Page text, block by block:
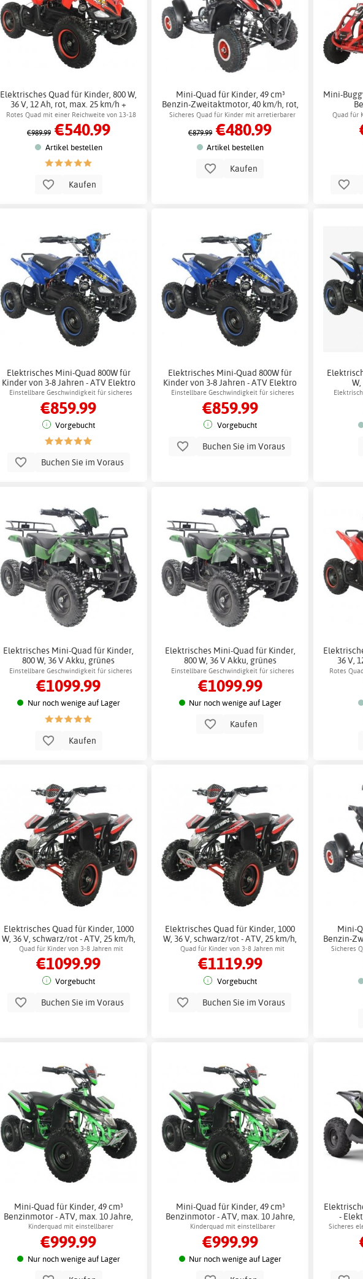
Elektrisches Quad für Kinder, 800 W,
36 V, 12 Ah, rot, max. 25 km/h +
Schlosskette
Rotes Quad mit einer Reichweite von 13-18
km
€989.99 €540.99
Artikel bestellen
Kaufen
Mini-Quad für Kinder, 49 cm³
Benzin-Zweitaktmotor, 40 km/h, rot,
ATV + Schlosskette
Sicheres Quad für Kinder mit arretierbarer
Geschwindigkeit
€879.99 €480.99
Artikel bestellen
Kaufen
Mini-
Quad für
Elektrisches Mini-Quad 800W für
Kinder von 3-8 Jahren - ATV Elektro
36V Akku
Einstellbare Geschwindigkeit für sicheres
Fahren
€859.99
Vorgebucht
Buchen Sie im Voraus
Elektrisches Mini-Quad 800W für
Kinder von 3-8 Jahren - ATV Elektro
36V Akku + Reflektierendes
Geschirr
Einstellbare Geschwindigkeit für sicheres
Fahren
€859.99
Vorgebucht
Buchen Sie im Voraus
Elektrisches Mini-Quad für Kinder,
800 W, 36 V Akku, grünes
Tarnmuster
Einstellbare Geschwindigkeit für sicheres
Fahren
€1099.99
Nur noch wenige auf Lager
Kaufen
Elektrisches Mini-Quad für Kinder,
800 W, 36 V Akku, grünes
Tarnmuster + Reflektierendes
Geschirr
Einstellbare Geschwindigkeit für sicheres
Fahren
€1099.99
Nur noch wenige auf Lager
Kaufen
36 V,
Rotes
Elektrisches Quad für Kinder, 1000
W, 36 V, schwarz/rot - ATV, 25 km/h,
Scheibenbremse
Quad für Kinder von 3-8 Jahren mit
leistungsstarkem Motor
€1099.99
Vorgebucht
Buchen Sie im Voraus
Elektrisches Quad für Kinder, 1000
W, 36 V, schwarz/rot - ATV, 25 km/h,
Scheibenbremse + Schlosskette
Quad für Kinder von 3-8 Jahren mit
leistungsstarkem Motor
€1119.99
Vorgebucht
Buchen Sie im Voraus
Mini-
Benzin-
Sicheres
Mini-Quad für Kinder, 49 cm³
Benzinmotor - ATV, max. 10 Jahre,
40 km/h
Kinderquad mit einstellbarer
Höchstgeschwindigkeit
€999.99
Nur noch wenige auf Lager
Mini-Quad für Kinder, 49 cm³
Benzinmotor - ATV, max. 10 Jahre,
40 km/h + Reflektierendes Geschirr
Kinderquad mit einstellbarer
Höchstgeschwindigkeit
€999.99
Nur noch wenige auf Lager
-
Sicheres